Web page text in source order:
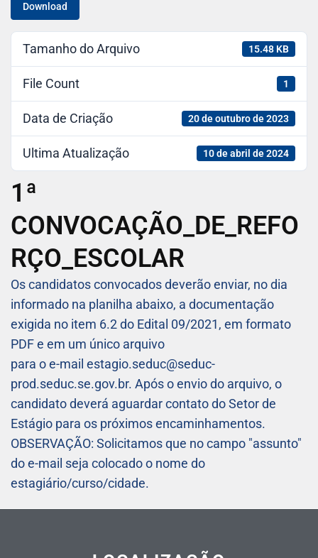
Download
Tamanho do Arquivo 15.48 KB
File Count 1
Data de Criação 20 de outubro de 2023
Ultima Atualização 10 de abril de 2024
1ª
CONVOCAÇÃO_DE_REFO
RÇO_ESCOLAR
Os candidatos convocados deverão enviar, no dia
informado na planilha abaixo, a documentação
exigida no item 6.2 do Edital 09/2021, em formato
PDF e em um único arquivo
para o e-mail estagio.seduc@seduc-
prod.seduc.se.gov.br. Após o envio do arquivo, o
candidato deverá aguardar contato do Setor de
Estágio para os próximos encaminhamentos.
OBSERVAÇÃO: Solicitamos que no campo "assunto"
do e-mail seja colocado o nome do
estagiário/curso/cidade.